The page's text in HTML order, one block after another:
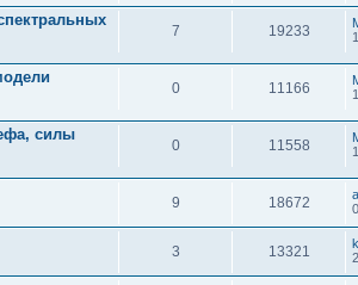
7 19233
0 11166
силы
0 11558
9 18672
3 13321